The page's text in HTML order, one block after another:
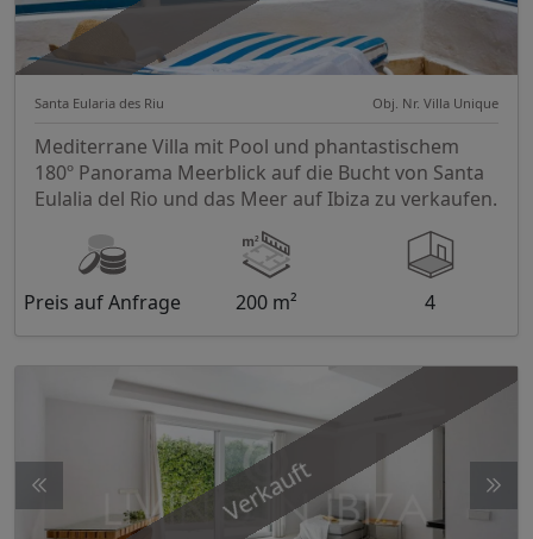
Santa Eularia des Riu Obj. Nr. Villa Unique
Mediterrane Villa mit Pool und phantastischem
180º Panorama Meerblick auf die Bucht von Santa
Eulalia del Rio und das Meer auf Ibiza zu verkaufen.
Preis auf Anfrage 200 m² 4
Verkauft